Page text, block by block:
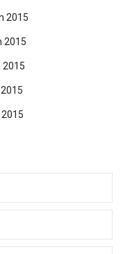
2015
2015
2015